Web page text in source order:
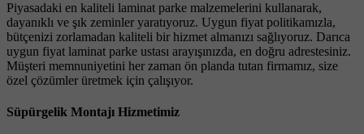
Piyasadaki en kaliteli laminat parke malzemelerini kullanarak,
dayanıklı ve şık zeminler yaratıyoruz. Uygun fiyat politikamızla,
bütçenizi zorlamadan kaliteli bir hizmet almanızı sağlıyoruz. Darıca
uygun fiyat laminat parke ustası arayışınızda, en doğru adrestesiniz.
Müşteri memnuniyetini her zaman ön planda tutan firmamız, size
özel çözümler üretmek için çalışıyor.
Süpürgelik Montajı Hizmetimiz